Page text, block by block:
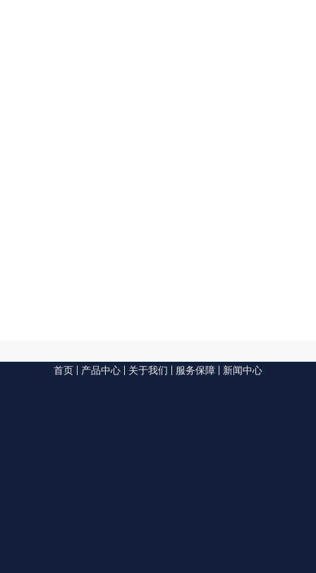
首页 产品中心 关于我们 服务保障 新闻中心